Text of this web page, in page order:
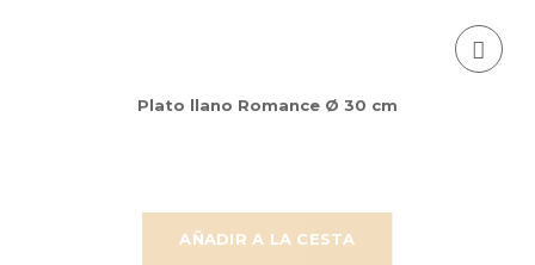
AÑADIR A LA CESTA
Plato llano Romance Ø 30 cm